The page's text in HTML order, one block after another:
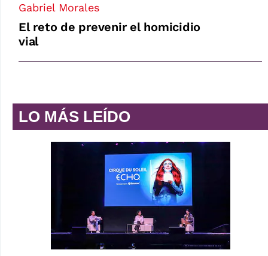
Gabriel Morales
El reto de prevenir el homicidio
vial
LO MÁS LEÍDO